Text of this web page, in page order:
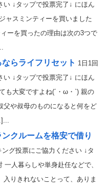
い ↓タップで投票完了↓ にほん
ャスミンティーを買いました
ーを買ったの理由は次の3つで
らライフリセット 1日1回
い ↓タップで投票完了↓ にほん
も大変ですよね(´・ω・`) 親の
父や叔母のものになると何をど
クルームを格安で借り
ング投票にご協力ください ↓タ
人暮らしや単身赴任などで、
りきれないことって、ありま